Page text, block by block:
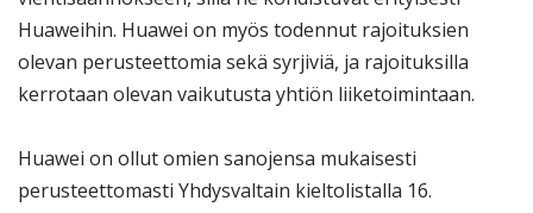
Huaweihin. Huawei on myös todennut rajoituksien
olevan perusteettomia sekä syrjiviä, ja rajoituksilla
kerrotaan olevan vaikutusta yhtiön liiketoimintaan.
Huawei on ollut omien sanojensa mukaisesti
perusteettomasti Yhdysvaltain kieltolistalla 16.